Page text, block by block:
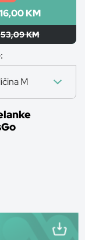
16,00 KM
53,09 KM
M